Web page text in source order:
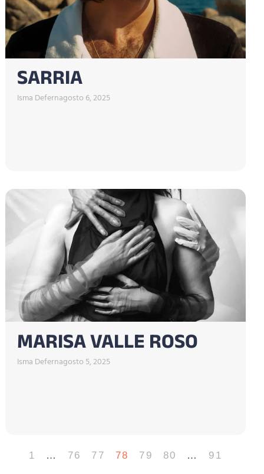
SARRIA
Isma Defernagosto 6, 2025
MARISA VALLE ROSO
Isma Defernagosto 5, 2025
1 … 76 77 78 79 80 … 91